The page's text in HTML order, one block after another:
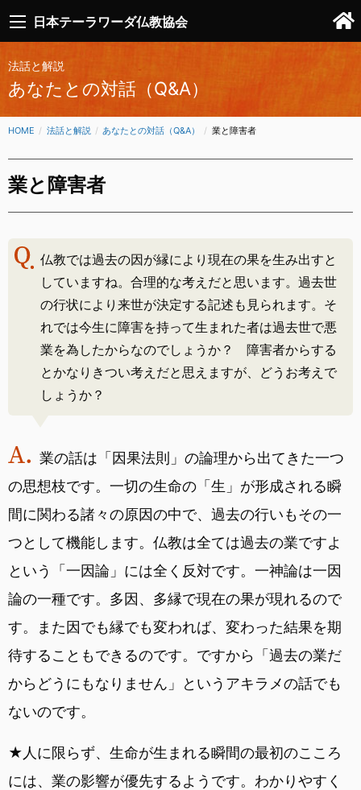
日本テーラワーダ仏教協会
法話と解説
あなたとの対話（Q&A）
HOME 法話と解説 あなたとの対話（Q&A） CURRENT:
業と障害者
業と障害者
仏教では過去の因が縁により現在の果を生み出すと
していますね。合理的な考えだと思います。過去世
の行状により来世が決定する記述も見られます。そ
れでは今生に障害を持って生まれた者は過去世で悪
業を為したからなのでしょうか？ 障害者からする
とかなりきつい考えだと思えますが、どうお考えで
しょうか？
業の話は「因果法則」の論理から出てきた一つ
の思想枝です。一切の生命の「生」が形成される瞬
間に関わる諸々の原因の中で、過去の行いもその一
つとして機能します。仏教は全ては過去の業ですよ
という「一因論」には全く反対です。一神論は一因
論の一種です。多因、多縁で現在の果が現れるので
す。また因でも縁でも変われば、変わった結果を期
待することもできるのです。ですから「過去の業だ
からどうにもなりません」というアキラメの話でも
ないのです。
★人に限らず、生命が生まれる瞬間の最初のこころ
には、業の影響が優先するようです。わかりやすく